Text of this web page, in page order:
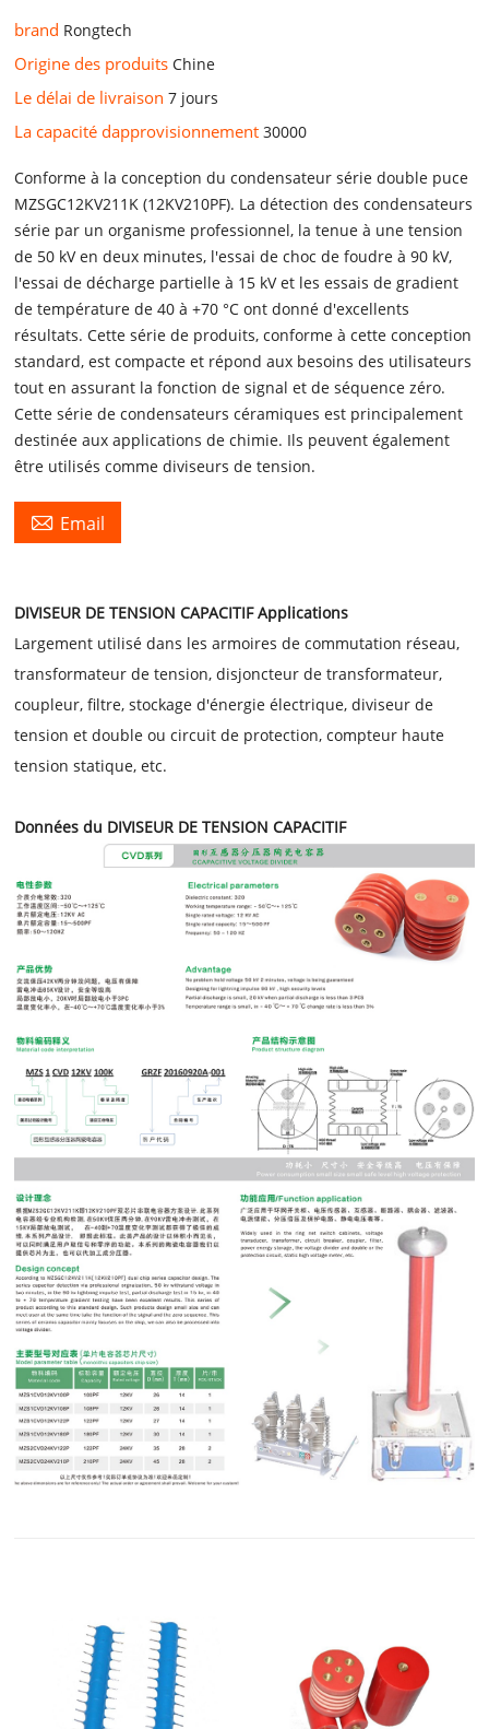
brand Rongtech
Origine des produitsChine
Le délai de livraison7 jours
La capacité dapprovisionnement30000
Conforme à la conception du condensateur série double puce
MZSGC12KV211K (12KV210PF). La détection des condensateurs
série par un organisme professionnel, la tenue à une tension
de 50 kV en deux minutes, l'essai de choc de foudre à 90 kV,
l'essai de décharge partielle à 15 kV et les essais de gradient
de température de 40 à +70 °C ont donné d'excellents
résultats. Cette série de produits, conforme à cette conception
standard, est compacte et répond aux besoins des utilisateurs
tout en assurant la fonction de signal et de séquence zéro.
Cette série de condensateurs céramiques est principalement
destinée aux applications de chimie. Ils peuvent également
être utilisés comme diviseurs de tension.
 Email
DIVISEUR DE TENSION CAPACITIF Applications
Largement utilisé dans les armoires de commutation réseau,
transformateur de tension, disjoncteur de transformateur,
coupleur, filtre, stockage d'énergie électrique, diviseur de
tension et double ou circuit de protection, compteur haute
tension statique, etc.
Données du DIVISEUR DE TENSION CAPACITIF